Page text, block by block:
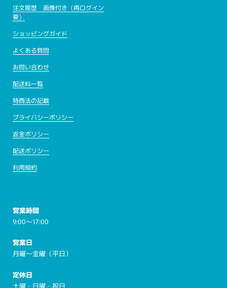
注文履歴 画像付き（再ログイン
要）
ショッピングガイド
よくある質問
お問い合わせ
配送料一覧
特商法の記載
プライバシーポリシー
返金ポリシー
配送ポリシー
利用規約
営業時間
9:00～17:00
営業日
月曜～金曜（平日）
定休日
土曜・日曜・祝日